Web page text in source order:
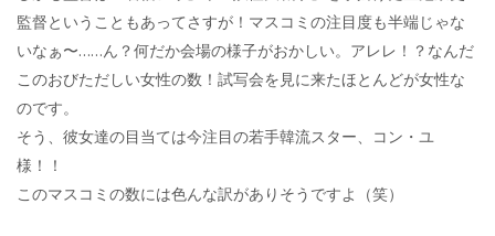
監督ということもあってさすが！マスコミの注目度も半端じゃな
いなぁ〜……ん？何だか会場の様子がおかしい。アレレ！？なんだ
このおびただしい女性の数！試写会を見に来たほとんどが女性な
のです。
そう、彼女達の目当ては今注目の若手韓流スター、コン・ユ
様！！
このマスコミの数には色んな訳がありそうですよ（笑）